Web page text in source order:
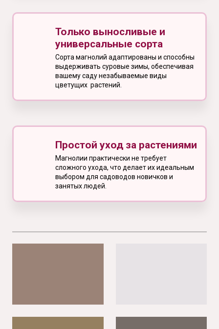
Только выносливые и
универсальные сорта
Сорта магнолий адаптированы и способны
выдерживать суровые зимы, обеспечивая
вашему саду незабываемые виды
цветущих растений.
Простой уход за растениями
Магнолии практически не требует
сложного ухода, что делает их идеальным
выбором для садоводов новичков и
занятых людей.